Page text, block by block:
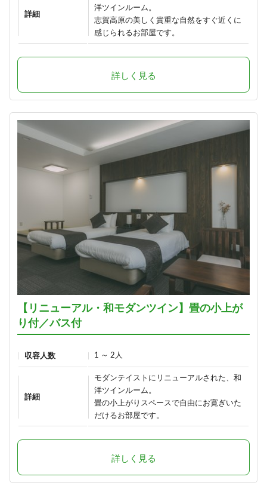
詳細
洋ツインルーム。
志賀高原の美しく貴重な自然をすぐ近くに
感じられるお部屋です。
詳しく見る
【リニューアル・和モダンツイン】畳の小上が
り付／バス付
収容人数 1 ～ 2人
詳細
モダンテイストにリニューアルされた、和
洋ツインルーム。
畳の小上がりスペースで自由にお寛ぎいた
だけるお部屋です。
詳しく見る